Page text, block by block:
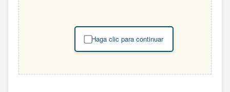
Haga clic para continuar